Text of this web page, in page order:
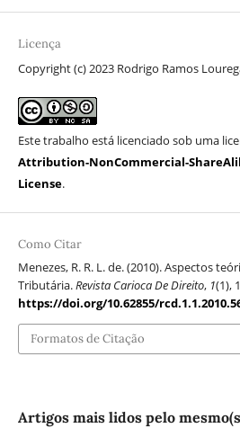
Licença
Copyright (c) 2023 Rodrigo Ramos
Este trabalho está licenciado sob uma
Attribution-NonCommercial-
License.
Como Citar
Menezes, R. R. L. de. (2010). Aspectos
Tributária.Revista Carioca De Direito, 1(1),
https://doi.org/10.62855/
Formatos de Citação
Artigos mais lidos pelo